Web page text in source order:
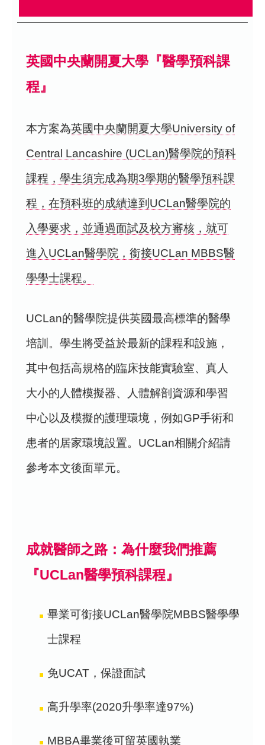
英國中央蘭開夏大學『醫學預科課
程』
本方案為英國中央蘭開夏大學University of
Central Lancashire (UCLan)醫學院的預科
課程，學生須完成為期3學期的醫學預科課
程，在預科班的成績達到UCLan醫學院的
入學要求，並通過面試及校方審核，就可
進入UCLan醫學院，銜接UCLan MBBS醫
學學士課程。
UCLan的醫學院提供英國最高標準的醫學
培訓。學生將受益於最新的課程和設施，
其中包括高規格的臨床技能實驗室、真人
大小的人體模擬器、人體解剖資源和學習
中心以及模擬的護理環境，例如GP手術和
患者的居家環境設置。UCLan相關介紹請
參考本文後面單元。
成就醫師之路：為什麼我們推薦
『UCLan醫學預科課程』
畢業可銜接UCLan醫學院MBBS醫學學
士課程
免UCAT，保證面試
高升學率(2020升學率達97%)
MBBA畢業後可留英國執業